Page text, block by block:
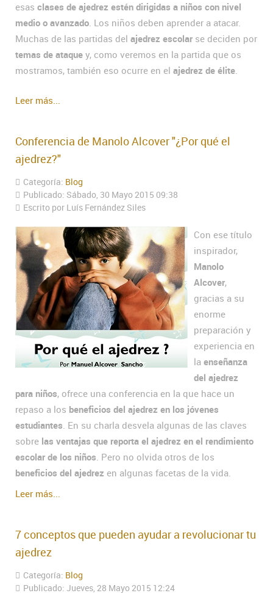
esas clases de ajedrez estén dirigidas a niños con nivel
medio o avanzado. Los niños deben aprender a atacar.
Muchas de las partidas del ajedrez escolar se deciden por
temas de ataque y, como veremos en la partida que os
mostramos, también eso ocurre en el ajedrez de élite.
Leer más...
Conferencia de Manolo Alcover "¿Por qué el
ajedrez?"
Categoría: Blog
Publicado: Sábado, 30 Mayo 2015 09:38
Escrito por Luís Fernández Siles
Con ese título
inspirador,
Manolo
Alcover,
gracias a su
enorme
preparación y
experiencia en
la enseñanza
del ajedrez
para niños, ofrece una conferencia en la que hace un
repaso a los beneficios del ajedrez en los jóvenes
estudiantes. En su charla desvela algunas de las claves
sobre las ventajas que reporta el ajedrez en el rendimiento
escolar de los niños. Pero no olvida otros de los
beneficios del ajedrez en algunas facetas de la vida.
Leer más...
7 conceptos que pueden ayudar a revolucionar tu
ajedrez
Categoría: Blog
Publicado: Jueves, 28 Mayo 2015 12:24